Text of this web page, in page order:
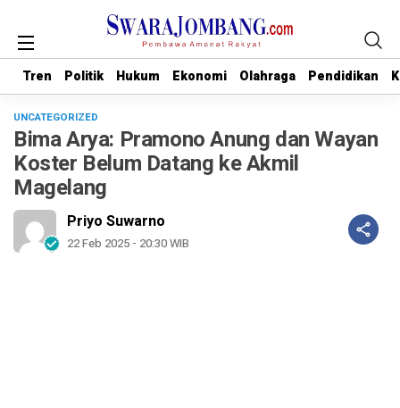
Tren Politik Hukum Ekonomi Olahraga Pendidikan
Tren Politik Hukum Ekonomi Olahraga Pendidikan
UNCATEGORIZED
Bima Arya: Pramono Anung dan Wayan
Koster Belum Datang ke Akmil
Magelang
Priyo Suwarno
22 Feb 2025 - 20:30 WIB